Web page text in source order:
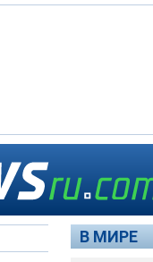
В МИРЕ
поход,
НТВ
Фрегат
Global
Фрегат
время
Global